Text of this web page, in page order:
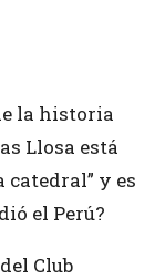
la historia
Llosa está
catedral” y es
el Perú?
Club